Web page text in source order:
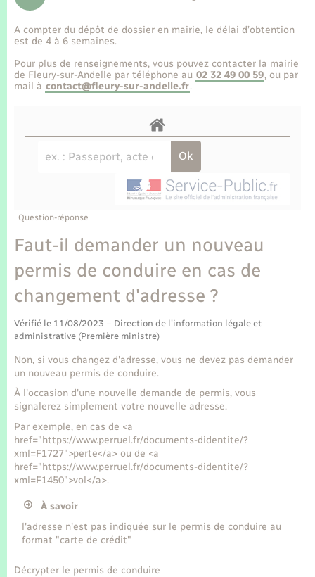
Etat-civil - Papiers - Citoyenneté
Mariage – PACS
Parrainage civil
Logement - Urbanisme
Nouvel habitant
Organisation d’événement
Sécurité - Prévention
Seniors
Transports
Transports scolaires
Voirie et espace public
Travaux - Autorisation d’occupation de l’espace
public
Compétences
Plan interactif
La Communauté de communes
A compter du dépôt de dossier en mairie, le délai d’obtention
est de 4 à 6 semaines.
Pour plus de renseignements, vous pouvez contacter la mairie
de Fleury-sur-Andelle par téléphone au 02 32 49 00 59, ou par
mail à contact@fleury-sur-andelle.fr.
Question-réponse
Faut-il demander un nouveau
permis de conduire en cas de
changement d'adresse ?
Vérifié le 11/08/2023 – Direction de l'information légale et
administrative (Première ministre)
Non, si vous changez d'adresse, vous ne devez pas demander
un nouveau permis de conduire.
À l'occasion d'une nouvelle demande de permis, vous
signalerez simplement votre nouvelle adresse.
Par exemple, en cas de <a
href="https://www.perruel.fr/documents-didentite/?
xml=F1727">perte</a> ou de <a
href="https://www.perruel.fr/documents-didentite/?
xml=F1450">vol</a>.
À savoir
l'adresse n'est pas indiquée sur le permis de conduire au
format "carte de crédit"
Décrypter le permis de conduire